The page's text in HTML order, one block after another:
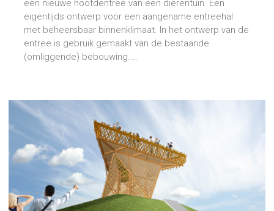
een nieuwe hoofdentree van een dierentuin. Een
eigentijds ontwerp voor een aangename entreehal
met beheersbaar binnenklimaat. In het ontwerp van de
entree is gebruik gemaakt van de bestaande
(omliggende) bebouwing....